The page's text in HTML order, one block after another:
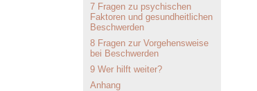
7 Fragen zu psychischen
Faktoren und gesundheitlichen
Beschwerden
8 Fragen zur Vorgehensweise
bei Beschwerden
9 Wer hilft weiter?
Anhang